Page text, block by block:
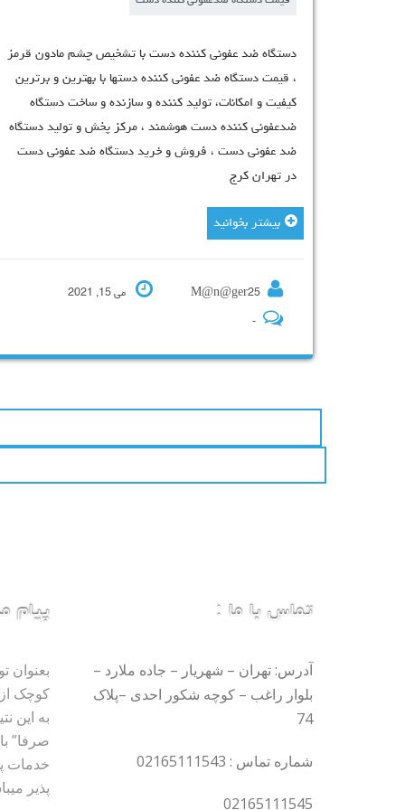
دستگاه ضد عفونی کننده دست با
، قیمت دستگاه ضد عفونی کننده دستها
کیفیت و امکانات، تولید کننده و سازنده
ضدعفونی کننده دست هوشمند ، مرکز
ضد عفونی دست ، فروش و خرید
M@n@ger25
تماس با ما :
آدرس: تهران – شهریار – جاده ملارد –
بلوار راغب – کوچه شکور احدی –پلاک
74
شماره تماس : 02165111543
02165111545
پیام
بعنوان
کوچک
به این
صرفا”
خدمات
پذیر